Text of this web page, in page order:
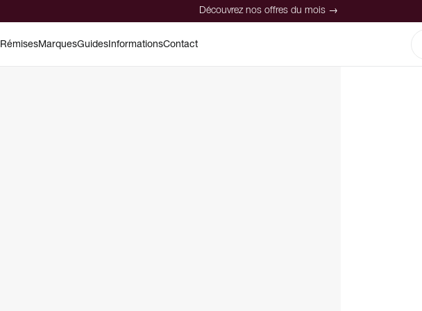
Découvrez nos offres du mois →
RémisesMarquesGuidesInformationsContact